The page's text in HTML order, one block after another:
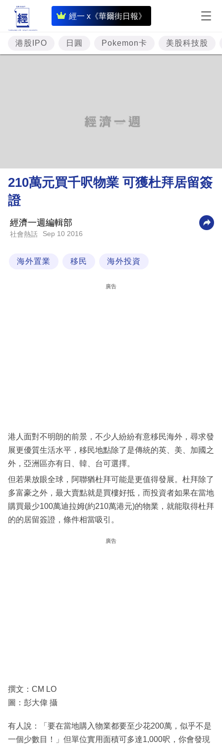
經一 x《華爾街日報》
即
時
財
經
理
財
業
科
區
港股IPO 日圓 Pokemon卡 美股科技股
210萬元買千呎物業 可獲杜拜居留簽
證
經濟一週編輯部
社會熱話 Sep 10 2016
海外置業 移民 海外投資
廣告
港人面對不明朗的前景，不少人紛紛有意移民海外，尋求發
展更優質生活水平，移民地點除了是傳統的英、美、加國之
外，亞洲區亦有日、韓、台可選擇。
但若果放眼全球，阿聯猶杜拜可能是更值得發展。杜拜除了
多富豪之外，最大賣點就是買樓好抵，而投資者如果在當地
購買最少100萬迪拉姆(約210萬港元)的物業，就能取得杜拜
的的居留簽證，條件相當吸引。
廣告
撰文：CM LO
圖：彭大偉 攝
有人說：「要在當地購入物業都要至少花200萬，似乎不是
一個少數目！」但單位實用面積可多達1,000呎，你會發現